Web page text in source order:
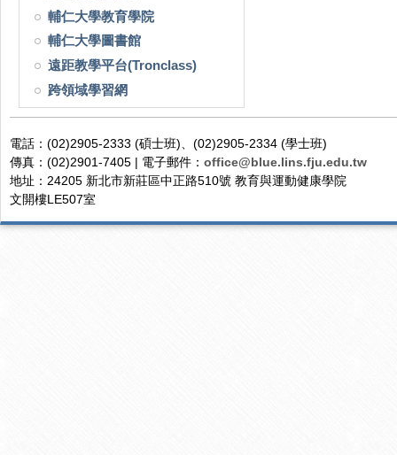
輔仁大學教育學院
輔仁大學圖書館
遠距教學平台(Tronclass)
跨領域學習網
電話：(02)2905-2333 (碩士班)、(02)2905-2334 (學士班)
傳真：(02)2901-7405 | 電子郵件： office@blue.lins.fju.edu.tw
地址：24205 新北市新莊區中正路510號 教育與運動健康學院
文開樓LE507室